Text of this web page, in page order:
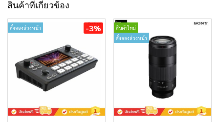
สินค้าที่เกี่ยวข้อง
สั่งจองล่วงหน้า -3%
สินค้าใหม่
สั่งจองล่วงหน้า